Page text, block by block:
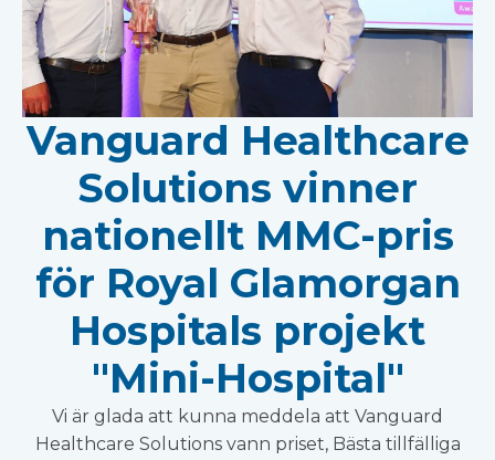
Vanguard Healthcare
Solutions vinner
nationellt MMC-pris
för Royal Glamorgan
Hospitals projekt
"Mini-Hospital"
Vi är glada att kunna meddela att Vanguard
Healthcare Solutions vann priset, Bästa tillfälliga